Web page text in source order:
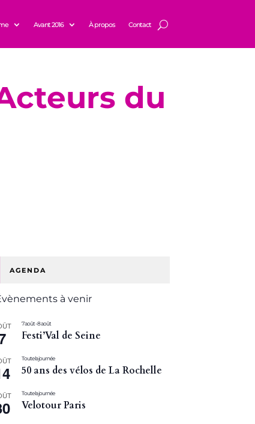
Avant 2016 À propos Contact
du
AGENDA
à venir
7 août-8 août
Festi’Val de Seine
Toute la journée
50 ans des vélos de La Rochelle
Toute la journée
Velotour Paris